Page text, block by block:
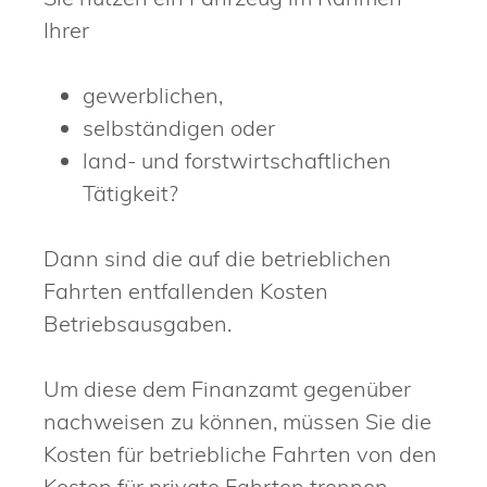
Ihrer
gewerblichen,
selbständigen oder
land- und forstwirtschaftlichen
Tätigkeit?
Dann sind die auf die betrieblichen
Fahrten entfallenden Kosten
Betriebsausgaben.
Um diese dem Finanzamt gegenüber
nachweisen zu können, müssen Sie die
Kosten für betriebliche Fahrten von den